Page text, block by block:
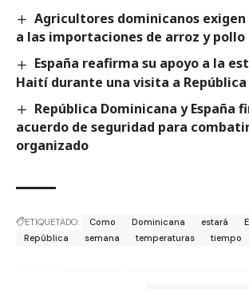
Agricultores dominicanos
a las importaciones de arroz y pollo
España reafirma su apoyo a la
Haití durante una visita a
República Dominicana y España
acuerdo de seguridad para
organizado
ETIQUETADO: Como Dominicana estará
República
semana temperaturas tiempo